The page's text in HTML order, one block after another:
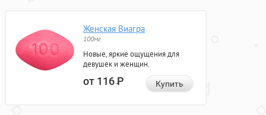
Женская Виагра
100мг
Новые, яркие ощущения для
девушек и женщин.
от 116Р Купить